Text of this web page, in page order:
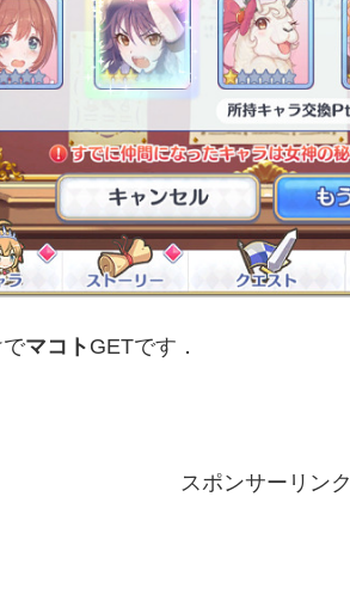
マコト GETです．
スポンサーリンク